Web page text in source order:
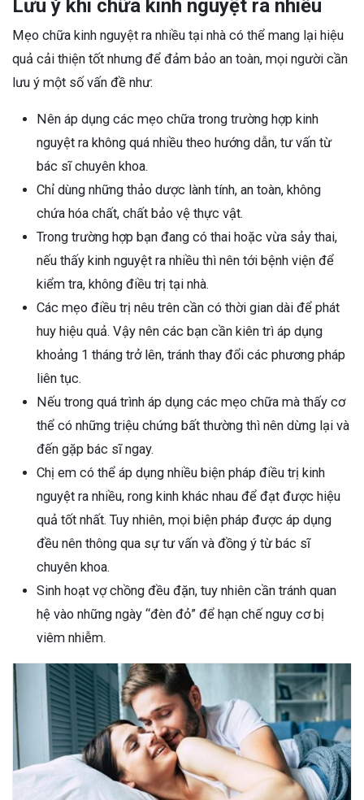
Lưu ý khi chữa kinh nguyệt ra nhiều
Mẹo chữa kinh nguyệt ra nhiều tại nhà có thể mang lại hiệu
quả cải thiện tốt nhưng để đảm bảo an toàn, mọi người cần
lưu ý một số vấn đề như:
Nên áp dụng các mẹo chữa trong trường hợp kinh
nguyệt ra không quá nhiều theo hướng dẫn, tư vấn từ
bác sĩ chuyên khoa.
Chỉ dùng những thảo dược lành tính, an toàn, không
chứa hóa chất, chất bảo vệ thực vật.
Trong trường hợp bạn đang có thai hoặc vừa sảy thai,
nếu thấy kinh nguyệt ra nhiều thì nên tới bệnh viện để
kiểm tra, không điều trị tại nhà.
Các mẹo điều trị nêu trên cần có thời gian dài để phát
huy hiệu quả. Vậy nên các bạn cần kiên trì áp dụng
khoảng 1 tháng trở lên, tránh thay đổi các phương pháp
liên tục.
Nếu trong quá trình áp dụng các mẹo chữa mà thấy cơ
thể có những triệu chứng bất thường thì nên dừng lại và
đến gặp bác sĩ ngay.
Chị em có thể áp dụng nhiều biện pháp điều trị kinh
nguyệt ra nhiều, rong kinh khác nhau để đạt được hiệu
quả tốt nhất. Tuy nhiên, mọi biện pháp được áp dụng
đều nên thông qua sự tư vấn và đồng ý từ bác sĩ
chuyên khoa.
Sinh hoạt vợ chồng đều đặn, tuy nhiên cần tránh quan
hệ vào những ngày “đèn đỏ” để hạn chế nguy cơ bị
viêm nhiễm.